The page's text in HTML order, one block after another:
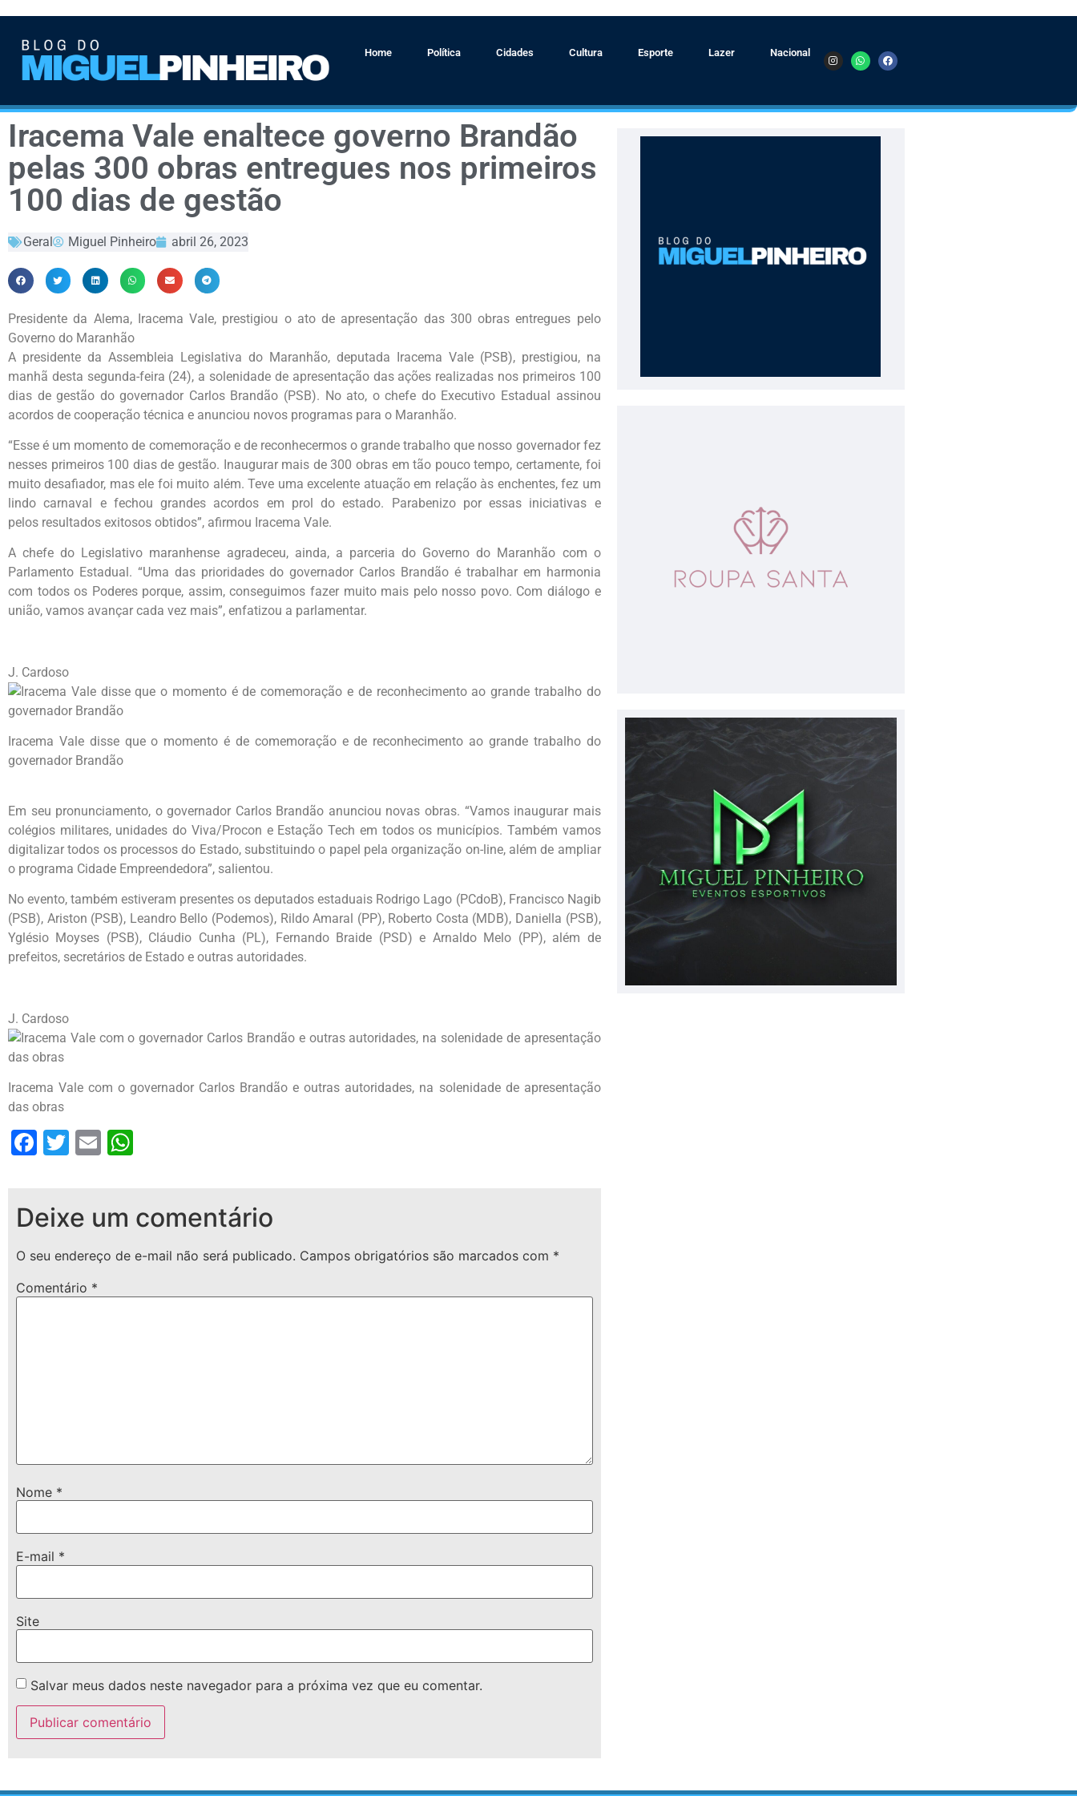
Home Política Cidades Cultura Esporte Lazer Nacional
Iracema Vale enaltece governo Brandão
pelas 300 obras entregues nos primeiros
100 dias de gestão
Geral Miguel Pinheiro abril 26, 2023
Presidente da Alema, Iracema Vale, prestigiou o ato de apresentação das 300 obras entregues pelo
Governo do Maranhão
A presidente da Assembleia Legislativa do Maranhão, deputada Iracema Vale (PSB), prestigiou, na
manhã desta segunda-feira (24), a solenidade de apresentação das ações realizadas nos primeiros 100
dias de gestão do governador Carlos Brandão (PSB). No ato, o chefe do Executivo Estadual assinou
acordos de cooperação técnica e anunciou novos programas para o Maranhão.
“Esse é um momento de comemoração e de reconhecermos o grande trabalho que nosso governador fez
nesses primeiros 100 dias de gestão. Inaugurar mais de 300 obras em tão pouco tempo, certamente, foi
muito desafiador, mas ele foi muito além. Teve uma excelente atuação em relação às enchentes, fez um
lindo carnaval e fechou grandes acordos em prol do estado. Parabenizo por essas iniciativas e
pelos resultados exitosos obtidos”, afirmou Iracema Vale.
A chefe do Legislativo maranhense agradeceu, ainda, a parceria do Governo do Maranhão com o
Parlamento Estadual. “Uma das prioridades do governador Carlos Brandão é trabalhar em harmonia
com todos os Poderes porque, assim, conseguimos fazer muito mais pelo nosso povo. Com diálogo e
união, vamos avançar cada vez mais”, enfatizou a parlamentar.
J. Cardoso
Iracema Vale disse que o momento é de comemoração e de reconhecimento ao grande trabalho do
governador Brandão
Em seu pronunciamento, o governador Carlos Brandão anunciou novas obras. “Vamos inaugurar mais
colégios militares, unidades do Viva/Procon e Estação Tech em todos os municípios. Também vamos
digitalizar todos os processos do Estado, substituindo o papel pela organização on-line, além de ampliar
o programa Cidade Empreendedora”, salientou.
No evento, também estiveram presentes os deputados estaduais Rodrigo Lago (PCdoB), Francisco Nagib
(PSB), Ariston (PSB), Leandro Bello (Podemos), Rildo Amaral (PP), Roberto Costa (MDB), Daniella (PSB),
Yglésio Moyses (PSB), Cláudio Cunha (PL), Fernando Braide (PSD) e Arnaldo Melo (PP), além de
prefeitos, secretários de Estado e outras autoridades.
J. Cardoso
Iracema Vale com o governador Carlos Brandão e outras autoridades, na solenidade de apresentação
das obras
Facebook
Twitter
Email
Deixe um comentário
O seu endereço de e-mail não será publicado. Campos obrigatórios são marcados com *
Comentário *
Nome *
E-mail *
Site
Salvar meus dados neste navegador para a próxima vez que eu comentar.